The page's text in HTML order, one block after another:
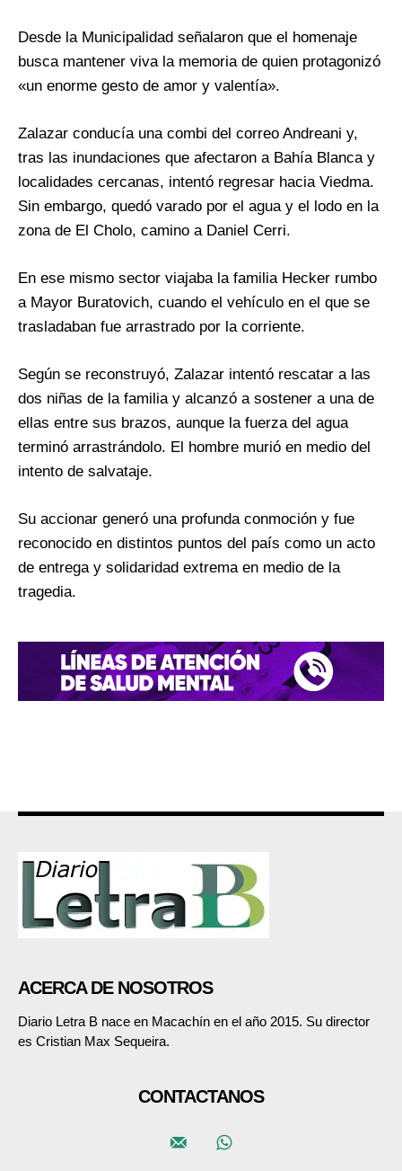
Desde la Municipalidad señalaron que el homenaje
busca mantener viva la memoria de quien protagonizó
«un enorme gesto de amor y valentía».
Zalazar conducía una combi del correo Andreani y,
tras las inundaciones que afectaron a Bahía Blanca y
localidades cercanas, intentó regresar hacia Viedma.
Sin embargo, quedó varado por el agua y el lodo en la
zona de El Cholo, camino a Daniel Cerri.
En ese mismo sector viajaba la familia Hecker rumbo
a Mayor Buratovich, cuando el vehículo en el que se
trasladaban fue arrastrado por la corriente.
Según se reconstruyó, Zalazar intentó rescatar a las
dos niñas de la familia y alcanzó a sostener a una de
ellas entre sus brazos, aunque la fuerza del agua
terminó arrastrándolo. El hombre murió en medio del
intento de salvataje.
Su accionar generó una profunda conmoción y fue
reconocido en distintos puntos del país como un acto
de entrega y solidaridad extrema en medio de la
tragedia.
ACERCA DE NOSOTROS
Diario Letra B nace en Macachín en el año 2015. Su director
es Cristian Max Sequeira.
CONTACTANOS